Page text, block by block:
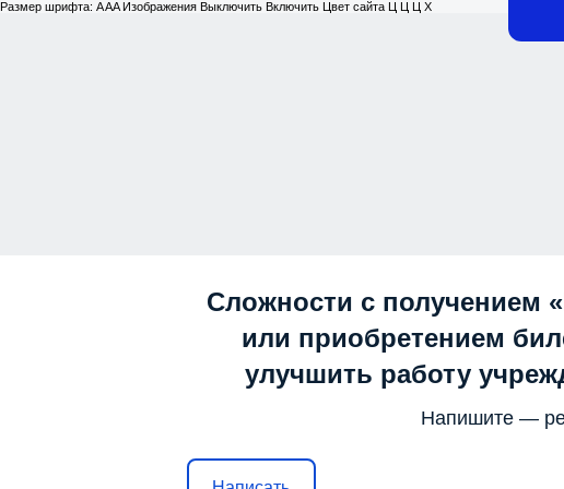
Размер шрифта: AAAИзображения Выключить Включить Цвет сайта Ц Ц Ц Х
Сложности с получением
или приобретением
улучшить работу
Напишите —